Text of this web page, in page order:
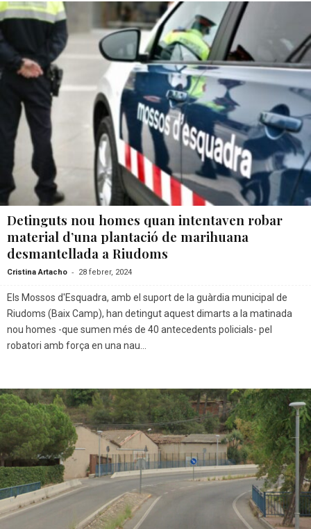
Detinguts nou homes quan intentaven robar
material d’una plantació de marihuana
desmantellada a Riudoms
Cristina Artacho - 28 febrer, 2024
Els Mossos d'Esquadra, amb el suport de la guàrdia municipal de
Riudoms (Baix Camp), han detingut aquest dimarts a la matinada
nou homes -que sumen més de 40 antecedents policials- pel
robatori amb força en una nau...